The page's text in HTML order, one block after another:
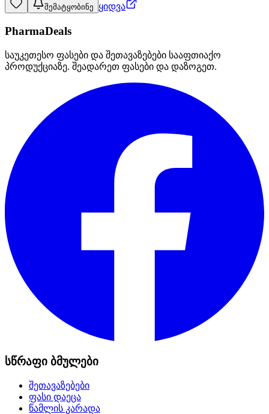
შემატყობინე ყიდვა
PharmaDeals
საუკეთესო ფასები და შეთავაზებები სააფთიაქო
პროდუქციაზე. შეადარეთ ფასები და დაზოგეთ.
სწრაფი ბმულები
შეთავაზებები
ფასი დაეცა
წამლის კარადა